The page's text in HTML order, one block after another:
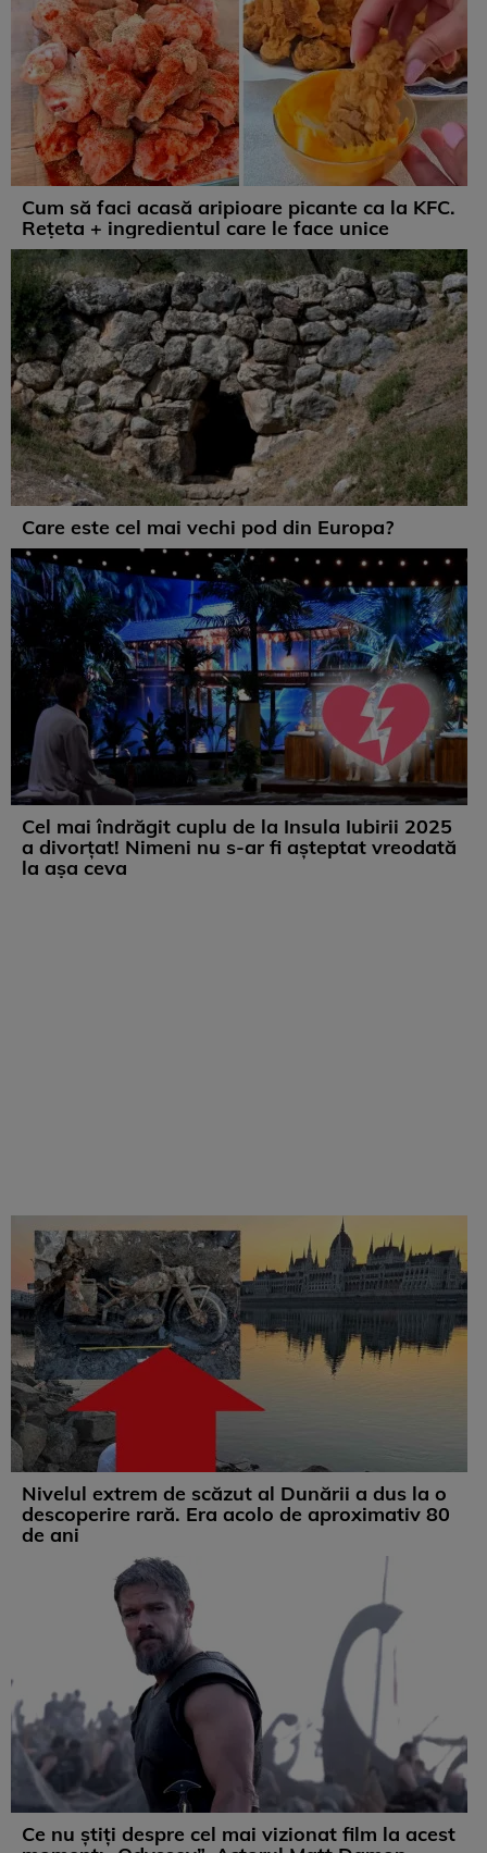
Cum să faci acasă aripioare picante ca la KFC.
Rețeta + ingredientul care le face unice
Care este cel mai vechi pod din Europa?
Cel mai îndrăgit cuplu de la Insula Iubirii 2025
a divorțat! Nimeni nu s-ar fi așteptat vreodată
la așa ceva
Nivelul extrem de scăzut al Dunării a dus la o
descoperire rară. Era acolo de aproximativ 80
de ani
Ce nu știți despre cel mai vizionat film la acest